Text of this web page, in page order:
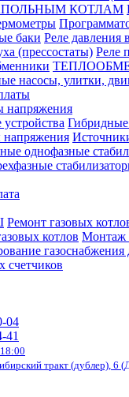
КОТЛАМ
баки Реле давления
(прессостаты) Реле
насосы, улитки,
напряжения
напряжения
однофазные
Ремонт газовых
котлов Монтаж
газоснабжения
счетчиков
04
41
тракт (дублер), 6